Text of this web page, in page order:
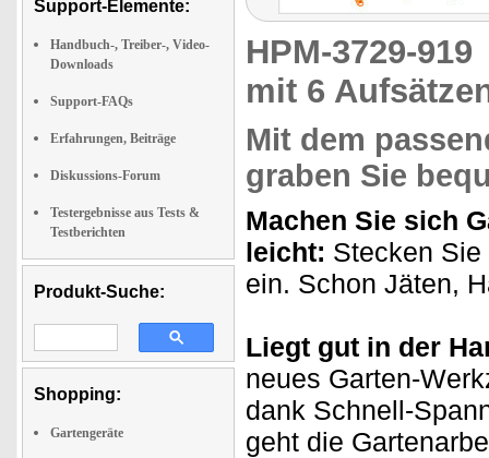
Support-Elemente:
Handbuch-, Treiber-, Video-
Downloads
Support-FAQs
Erfahrungen, Beiträge
Diskussions-Forum
Testergebnisse aus Tests &
Testberichten
Produkt-Suche:
Shopping:
Gartengeräte
HPM-3729-
mit 6
Mit dem
graben Sie
Machen Sie sich
leicht: Stecken
ein. Schon Jäten,
Liegt gut in der
neues Garten-
dank Schnell-
geht die